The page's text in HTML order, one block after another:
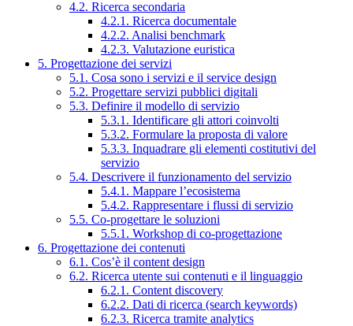
4.2. Ricerca secondaria
4.2.1. Ricerca documentale
4.2.2. Analisi benchmark
4.2.3. Valutazione euristica
5. Progettazione dei servizi
5.1. Cosa sono i servizi e il service design
5.2. Progettare servizi pubblici digitali
5.3. Definire il modello di servizio
5.3.1. Identificare gli attori coinvolti
5.3.2. Formulare la proposta di valore
5.3.3. Inquadrare gli elementi costitutivi del
servizio
5.4. Descrivere il funzionamento del servizio
5.4.1. Mappare l’ecosistema
5.4.2. Rappresentare i flussi di servizio
5.5. Co-progettare le soluzioni
5.5.1. Workshop di co-progettazione
6. Progettazione dei contenuti
6.1. Cos’è il content design
6.2. Ricerca utente sui contenuti e il linguaggio
6.2.1. Content discovery
6.2.2. Dati di ricerca (search keywords)
6.2.3. Ricerca tramite analytics